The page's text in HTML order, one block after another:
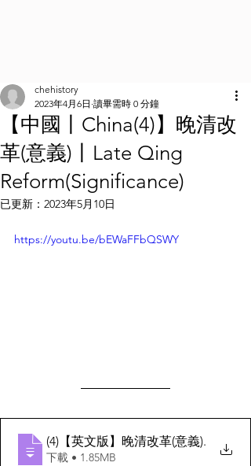
【中國丨China(4)】晚清改
革(意義)丨Late Qing
Reform(Significance)
chehistory
2023年4月6日 讀畢需時 0 分鐘
已更新： 2023年5月10日
https://youtu.be/bEWaFFbQSWY
(4)【英文版】晚清改革(意義).
下載 • 1.85MB